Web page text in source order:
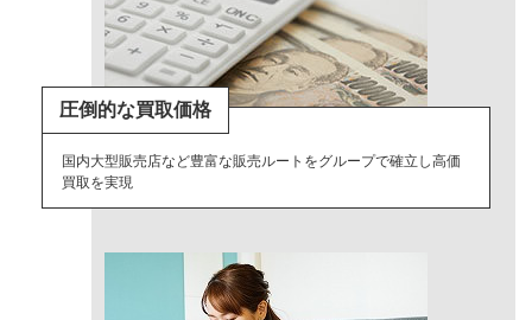
圧倒的な買取価格
国内大型販売店など豊富な販売ルートをグループで確立し高価
買取を実現